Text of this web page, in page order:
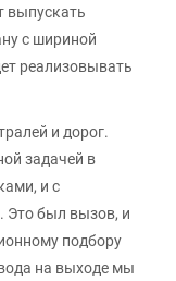
выпускать
с шириной
реализовывать
и дорог.
задачей в
и с
Это был вызов, и
подбору
на выходе мы